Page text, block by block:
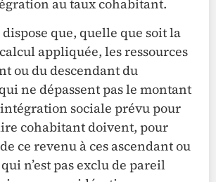
au taux cohabitant.
que, quelle que soit la
appliquée, les ressources
ou du descendant du
ne dépassent pas le montant
sociale prévu pour
cohabitant doivent, pour
ce revenu à ces ascendant ou
n’est pas exclu de pareil